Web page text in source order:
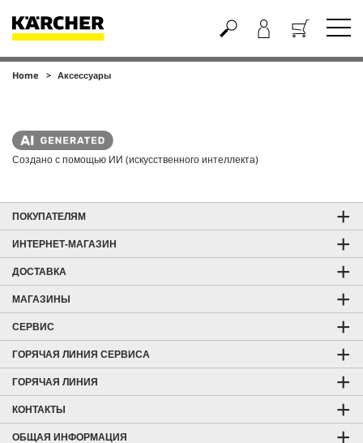
Корзина
Home Аксессуары
Создано с помощью ИИ (искусственного интеллекта)
ПОКУПАТЕЛЯМ
ИНТЕРНЕТ-МАГАЗИН
ДОСТАВКА
МАГАЗИНЫ
СЕРВИС
ГОРЯЧАЯ ЛИНИЯ СЕРВИСА
ГОРЯЧАЯ ЛИНИЯ
КОНТАКТЫ
ОБЩАЯ ИНФОРМАЦИЯ